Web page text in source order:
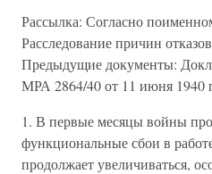
Рассылка: Согласно
Расследование причин
Предыдущие документы:
МРА 2864/40 от 11 июня 1940
1. В первые месяцы войны
функциональные сбои в
продолжает увеличиваться,